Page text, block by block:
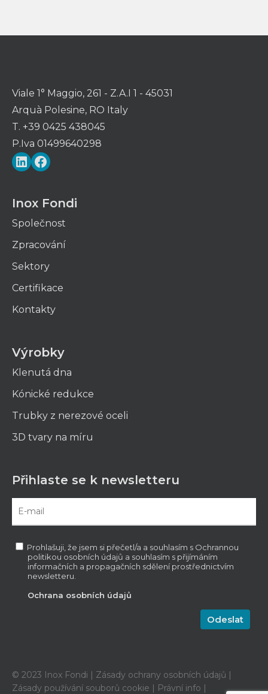
Viale 1° Maggio, 261 - Z.A.I 1 - 45031
Arquà Polesine, RO Italy
T. +39 0425 438045
P.Iva 01499640298
LinkedIn
Facebook
Inox Fondi
Společnost
Zpracování
Sektory
Certifikace
Kontakty
Výrobky
Klenutá dna
Kónické redukce
Trubky z nerezové oceli
3D tvary na míru
Přihlaste se k newsletteru
Prohlašuji, že jsem si přečetl/a a souhlasím s Ochrannou
politikou osobních údajů a souhlasím s přijímáním
informačních a propagačních sdělení prostřednictvím
newsletteru.
Ochrana osobních údajů
© 2023 Inox Fondi | Zásady ochrany osobních údajů |
Zásady používání souborů cookie | Právní info |